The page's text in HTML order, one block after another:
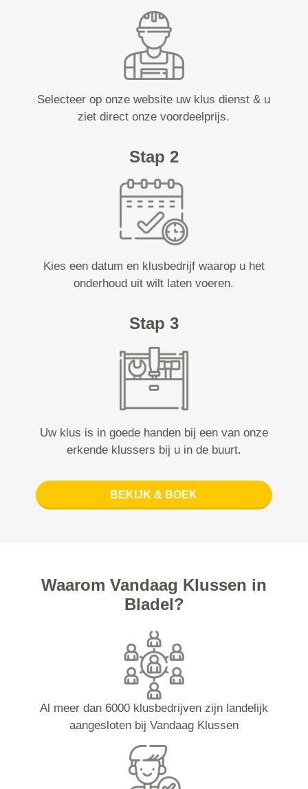
Selecteer op onze website uw klus dienst & u
ziet direct onze voordeelprijs.
Stap 2
Kies een datum en klusbedrijf waarop u het
onderhoud uit wilt laten voeren.
Stap 3
Uw klus is in goede handen bij een van onze
erkende klussers bij u in de buurt.
BEKIJK & BOEK
Waarom Vandaag Klussen in
Bladel?
Al meer dan 6000 klusbedrijven zijn landelijk
aangesloten bij Vandaag Klussen